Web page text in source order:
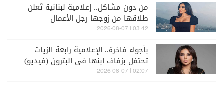
من دون مشاكل.. إعلامية لبنانية تُعلن
طلاقها من زوجها رجل الأعمال
03:42 | 2026-08-07
بأجواء فاخرة.. الإعلامية رابعة الزيات
تحتفل بزفاف ابنها في البترون (فيديو)
02:07 | 2026-08-07